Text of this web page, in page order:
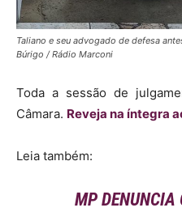
Taliano e seu advogado de defesa
Búrigo / Rádio Marconi
Toda a sessão de
Câmara. Reveja na íntegra
Leia também:
MP DENUNCIA